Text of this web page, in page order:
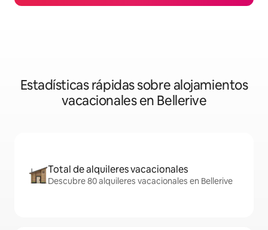
Estadísticas rápidas sobre alojamientos
vacacionales en Bellerive
Total de alquileres vacacionales
Descubre 80 alquileres vacacionales en Bellerive